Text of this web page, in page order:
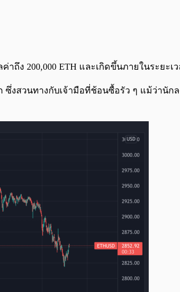
ง 200,000 ETH และเกิดขึ้นภายในระยะเ
งสวนทางกับเจ้ามือที่ช้อนซื้อรัว ๆ แม้ว่านัก